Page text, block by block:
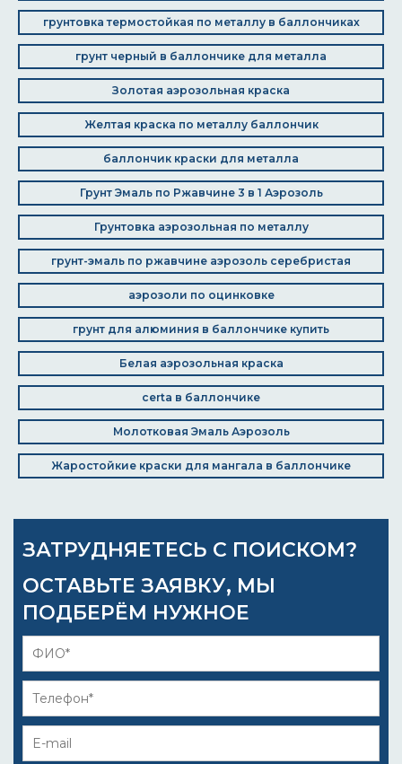
грунтовка термостойкая по металлу в баллончиках
грунт черный в баллончике для металла
Золотая аэрозольная краска
Желтая краска по металлу баллончик
баллончик краски для металла
Грунт Эмаль по Ржавчине 3 в 1 Аэрозоль
Грунтовка аэрозольная по металлу
грунт-эмаль по ржавчине аэрозоль серебристая
аэрозоли по оцинковке
грунт для алюминия в баллончике купить
Белая аэрозольная краска
certa в баллончике
Молотковая Эмаль Аэрозоль
Жаростойкие краски для мангала в баллончике
ЗАТРУДНЯЕТЕСЬ С ПОИСКОМ?
ОСТАВЬТЕ ЗАЯВКУ, МЫ
ПОДБЕРЁМ НУЖНОЕ